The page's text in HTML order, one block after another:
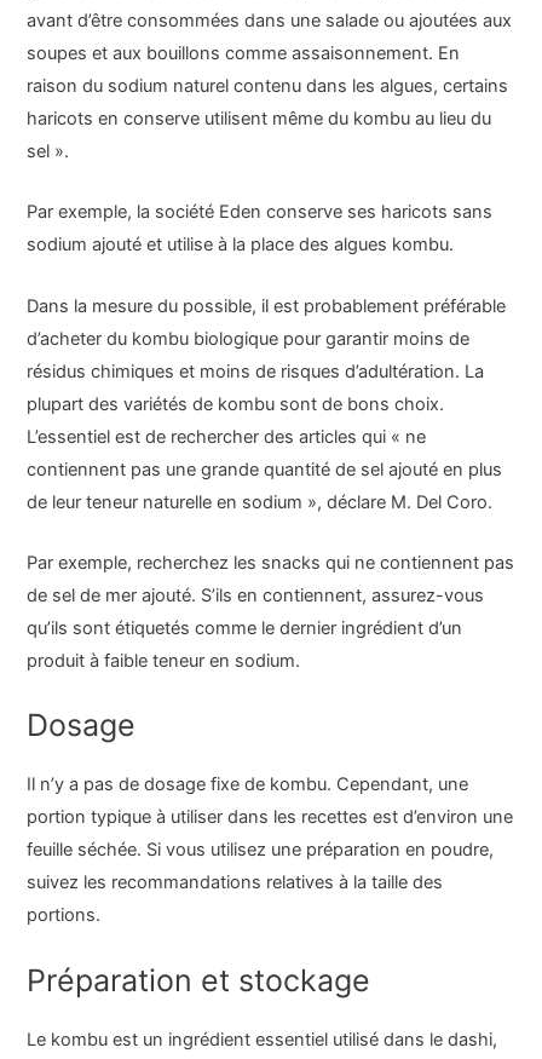
avant d’être consommées dans une salade ou ajoutées aux
soupes et aux bouillons comme assaisonnement. En
raison du sodium naturel contenu dans les algues, certains
haricots en conserve utilisent même du kombu au lieu du
sel ».
Par exemple, la société Eden conserve ses haricots sans
sodium ajouté et utilise à la place des algues kombu.
Dans la mesure du possible, il est probablement préférable
d’acheter du kombu biologique pour garantir moins de
résidus chimiques et moins de risques d’adultération. La
plupart des variétés de kombu sont de bons choix.
L’essentiel est de rechercher des articles qui « ne
contiennent pas une grande quantité de sel ajouté en plus
de leur teneur naturelle en sodium », déclare M. Del Coro.
Par exemple, recherchez les snacks qui ne contiennent pas
de sel de mer ajouté. S’ils en contiennent, assurez-vous
qu’ils sont étiquetés comme le dernier ingrédient d’un
produit à faible teneur en sodium.
Dosage
Il n’y a pas de dosage fixe de kombu. Cependant, une
portion typique à utiliser dans les recettes est d’environ une
feuille séchée. Si vous utilisez une préparation en poudre,
suivez les recommandations relatives à la taille des
portions.
Préparation et stockage
Le kombu est un ingrédient essentiel utilisé dans le dashi,